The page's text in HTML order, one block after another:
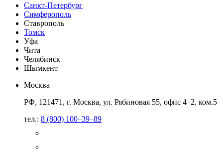
Санкт-Петербург
Симферополь
Ставрополь
Томск
Уфа
Чита
Челябинск
Шымкент
Москва
РФ, 121471, г. Москва, ул. Рябиновая 55, офис 4–2, ком.5
тел.: 8 (800) 100–39–89